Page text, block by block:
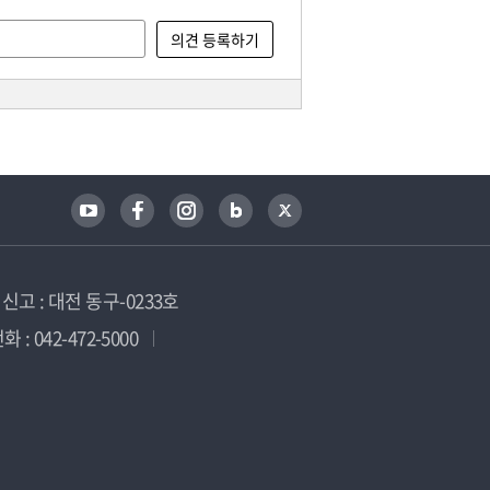
고 : 대전 동구-0233호
: 042-472-5000